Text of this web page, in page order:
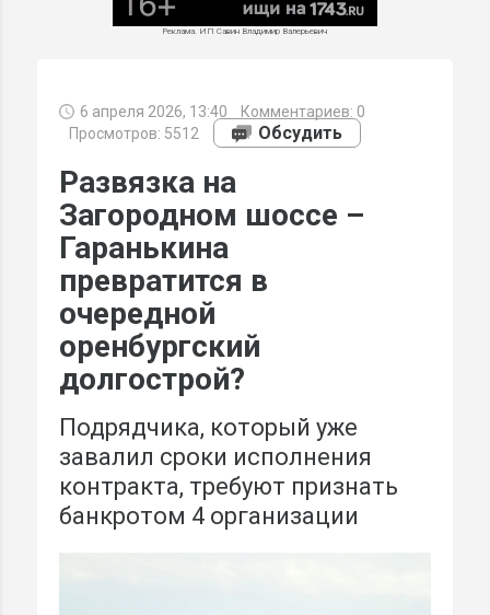
Реклама. ИП Савин Владимир Валерьевич
6 апреля 2026, 13:40 Комментариев: 0
Просмотров: 5512
Обсудить
Развязка на
Загородном шоссе –
Гаранькина
превратится в
очередной
оренбургский
долгострой?
Подрядчика, который уже
завалил сроки исполнения
контракта, требуют признать
банкротом 4 организации